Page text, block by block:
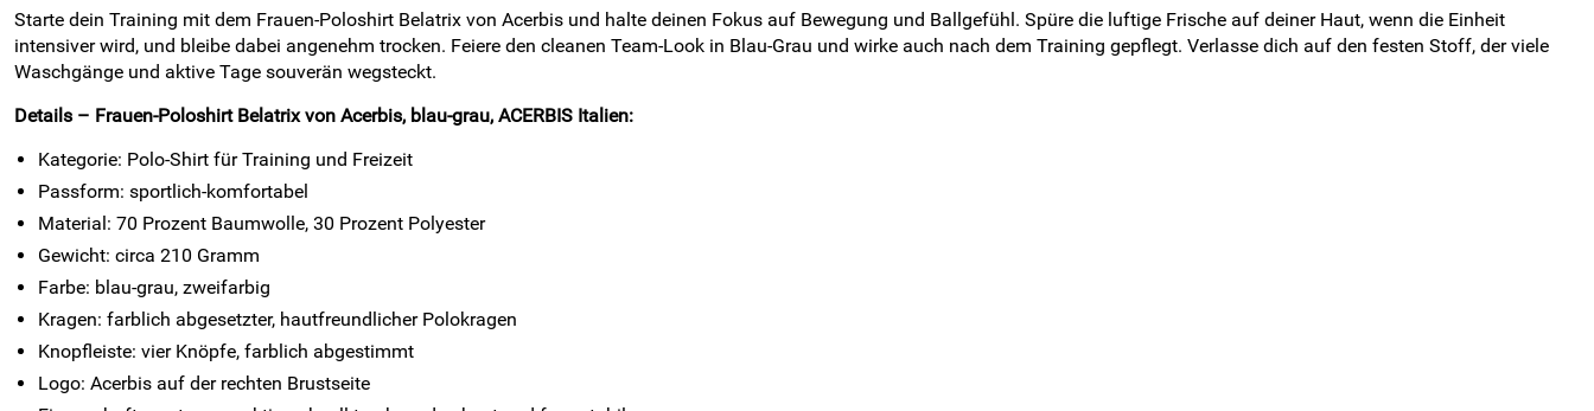
Starte dein Training mit dem Frauen-Poloshirt Belatrix von Acerbis und halte deinen Fokus auf Bewegung und Ballgefühl. Spüre die luftige Frische auf deiner Haut, wenn die Einheit
intensiver wird, und bleibe dabei angenehm trocken. Feiere den cleanen Team-Look in Blau-Grau und wirke auch nach dem Training gepflegt. Verlasse dich auf den festen Stoff, der viele
Waschgänge und aktive Tage souverän wegsteckt.
Details – Frauen-Poloshirt Belatrix von Acerbis, blau-grau, ACERBIS Italien:
Kategorie: Polo-Shirt für Training und Freizeit
Passform: sportlich-komfortabel
Material: 70 Prozent Baumwolle, 30 Prozent Polyester
Gewicht: circa 210 Gramm
Farbe: blau-grau, zweifarbig
Kragen: farblich abgesetzter, hautfreundlicher Polokragen
Knopfleiste: vier Knöpfe, farblich abgestimmt
Logo: Acerbis auf der rechten Brustseite